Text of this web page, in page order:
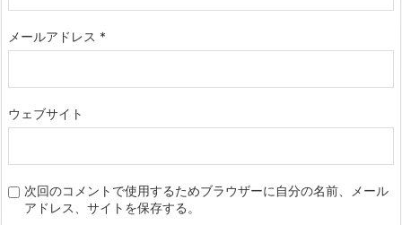
メールアドレス *
ウェブサイト
次回のコメントで使用するためブラウザーに自分の名前、メール
アドレス、サイトを保存する。